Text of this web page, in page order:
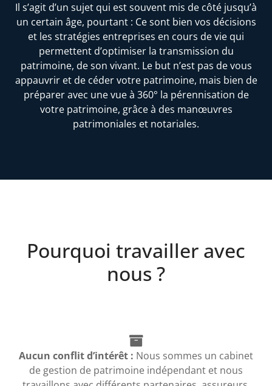
Il s’agit d’un sujet qui est souvent mis de côté jusqu’à
un certain âge, pourtant : Ce sont bien vos décisions
et les stratégies entreprises en cours de vie qui
permettent d’optimiser la transmission du
patrimoine, de son vivant. Le but n’est pas de vous
appauvrir et de céder votre patrimoine, mais bien de
préparer avec une vue à 360° la pérennisation de
votre patrimoine, grâce à des manœuvres
patrimoniales et notariales.
Pourquoi travailler avec
nous ?
Aucun conflit d’intérêt : Nous sommes un cabinet
de gestion de patrimoine indépendant et nous